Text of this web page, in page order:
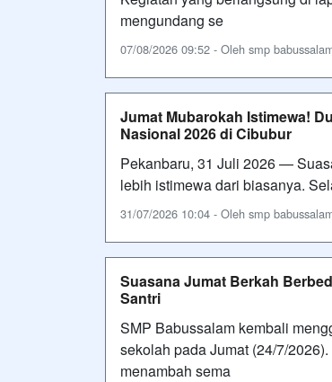
mengundang se
07/08/2026 09:52 - Oleh smp
Jumat Mubarokah Istimewa!
Nasional 2026 di Cibubur
Pekanbaru, 31 Juli 2026 —
lebih istimewa dari biasanya.
31/07/2026 10:04 - Oleh smp
Suasana Jumat Berkah
Santri
SMP Babussalam kembali
sekolah pada Jumat (24/7/
menambah sema